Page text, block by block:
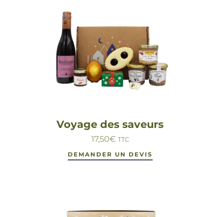
Voyage des saveurs
17,50€ TTC
DEMANDER UN DEVIS